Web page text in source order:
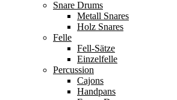
Snare Drums
Metall Snares
Holz Snares
Felle
Fell-Sätze
Einzelfelle
Percussion
Cajons
Handpans